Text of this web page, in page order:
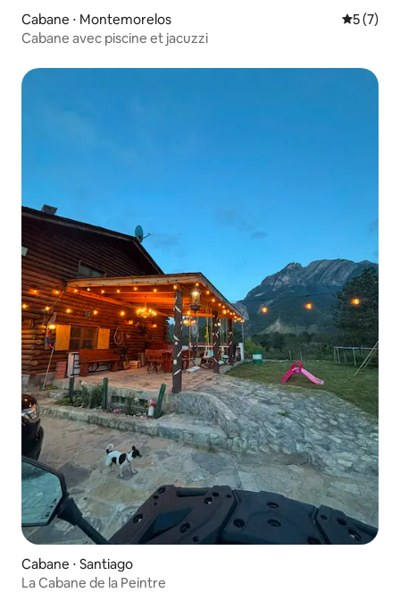
Cabane ⋅ Montemorelos
5 (7)
Cabane avec piscine et jacuzzi
Cabane ⋅ Santiago
La Cabane de la Peintre